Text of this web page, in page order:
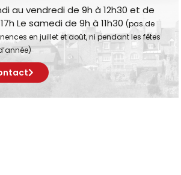
au vendredi de 9h à 12h30 et de
Le samedi de 9h à 11h30 (pas de
en juillet et août, ni pendant les fêtes